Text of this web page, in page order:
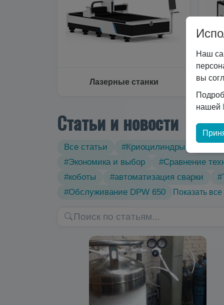
Лазерные станки
Статьи и новости
Все статьи #Криоцилиндры
#Экономика и выбор
#Сравнение
#коботы
#автоматизация сварки
#Обслуживание DPW 650
Показать все
Наш
вы
нашей